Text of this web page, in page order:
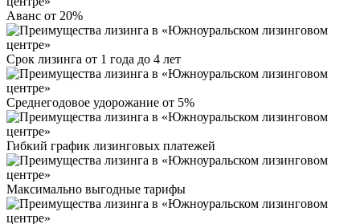
Аванс от 20%
Срок лизинга от 1 года до 4 лет
Среднегодовое удорожание от 5%
Гибкий график лизинговых платежей
Максимально выгодные тарифы